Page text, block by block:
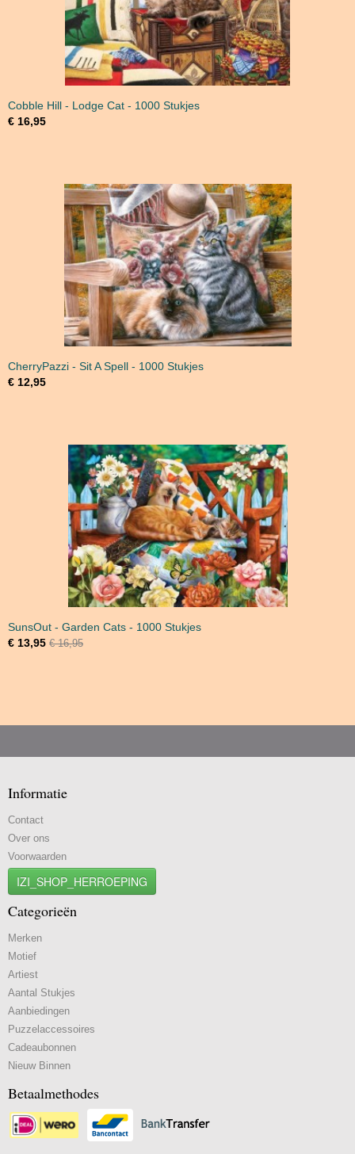
Cobble Hill - Lodge Cat - 1000 Stukjes
€ 16,95
CherryPazzi - Sit A Spell - 1000 Stukjes
€ 12,95
SunsOut - Garden Cats - 1000 Stukjes
€ 13,95 € 16,95
Informatie
Contact
Over ons
Voorwaarden
IZI_SHOP_HERROEPING
Categorieën
Merken
Motief
Artiest
Aantal Stukjes
Aanbiedingen
Puzzelaccessoires
Cadeaubonnen
Nieuw Binnen
Betaalmethodes